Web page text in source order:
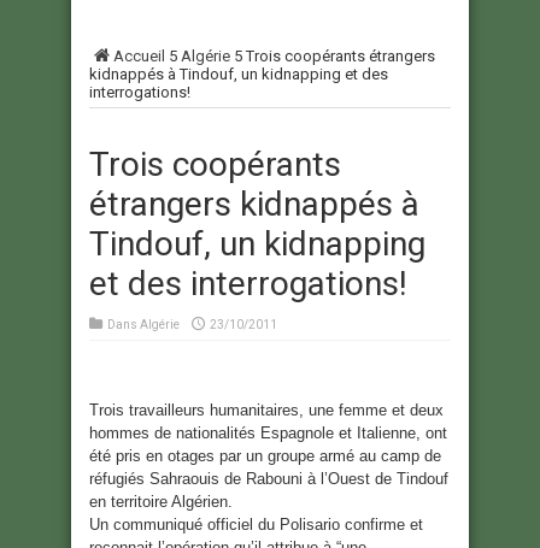
Accueil 5 Algérie 5Trois coopérants étrangers
kidnappés à Tindouf, un kidnapping et des
interrogations!
Trois coopérants
étrangers kidnappés à
Tindouf, un kidnapping
et des interrogations!
Dans Algérie 23/10/2011
Trois travailleurs humanitaires, une femme et deux
hommes de nationalités Espagnole et Italienne, ont
été pris en otages par un groupe armé au camp de
réfugiés Sahraouis de Rabouni à l’Ouest de Tindouf
en territoire Algérien.
Un communiqué officiel du Polisario confirme et